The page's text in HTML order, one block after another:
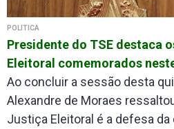
POLÍTICA
Presidente do TSE destaca
Eleitoral comemorados
Ao concluir a sessão desta
Alexandre de Moraes
Justiça Eleitoral é a defesa